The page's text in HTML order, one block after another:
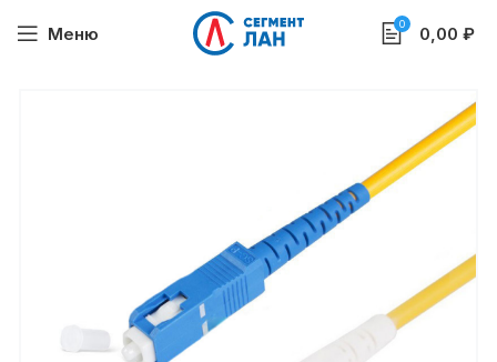
Меню 0 0,00 ₽